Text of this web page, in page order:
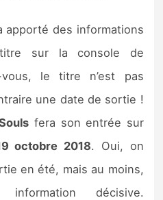
apporté des informations
sur la console de
le titre n’est pas
une date de sortie !
fera son entrée sur
octobre 2018. Oui, on
en été, mais au moins,
décisive.